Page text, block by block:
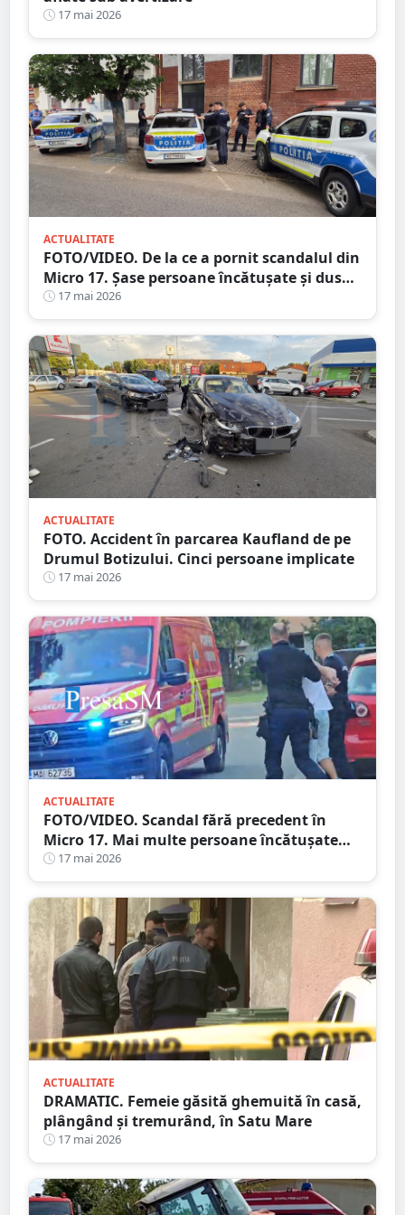
17 mai 2026
ACTUALITATE
FOTO/VIDEO. De la ce a pornit scandalul din
Micro 17. Șase persoane încătușate și duse
la secție
17 mai 2026
ACTUALITATE
FOTO. Accident în parcarea Kaufland de pe
Drumul Botizului. Cinci persoane implicate
17 mai 2026
ACTUALITATE
FOTO/VIDEO. Scandal fără precedent în
Micro 17. Mai multe persoane încătușate
după o bătaie izbucnită pe stradă
17 mai 2026
ACTUALITATE
DRAMATIC. Femeie găsită ghemuită în casă,
plângând și tremurând, în Satu Mare
17 mai 2026